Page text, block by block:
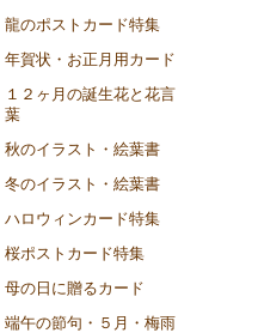
龍のポストカード特集
年賀状・お正月用カード
１２ヶ月の誕生花と花言
葉
秋のイラスト・絵葉書
冬のイラスト・絵葉書
ハロウィンカード特集
桜ポストカード特集
母の日に贈るカード
端午の節句・５月・梅雨